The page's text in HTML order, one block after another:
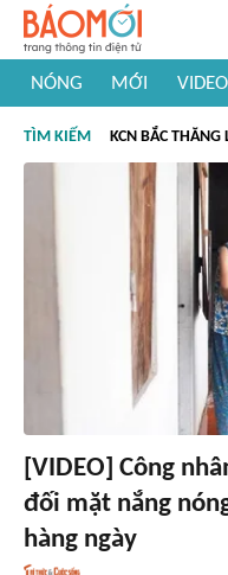
NÓNG MỚI VIDEO
#Khám phá thế giới
TÌM KIẾM KCN BẮC THĂNG
[VIDEO] Công
đối mặt nắng
hàng ngày